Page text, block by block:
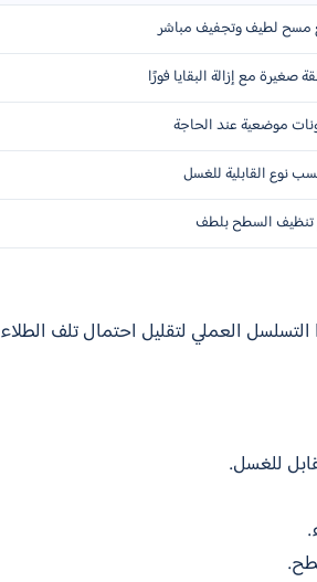
مسح لطيف وتجفيف مباشر
مع إزالة البقايا فورًا
موضعية عند الحاجة
القابلية للغسل
تنظيف السطح بلطف
العملي لتقليل احتمال تلف الطلاء
للغسل.